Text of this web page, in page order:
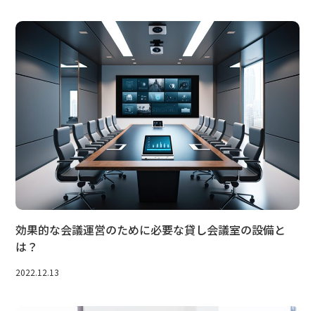
効果的な会議運営のために必要な貸し会議室の設備と
は？
2022.12.13